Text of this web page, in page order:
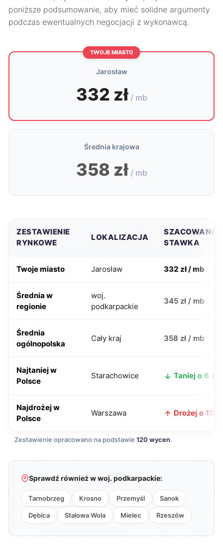
poniższe podsumowanie, aby mieć solidne argumenty
podczas ewentualnych negocjacji z wykonawcą.
TWOJE MIASTO
Jarosław
332 zł / mb
Średnia krajowa
358 zł / mb
ZESTAWIENIE
RYNKOWE
LOKALIZACJA
SZACOWANA
STAWKA
Twoje miasto Jarosław 332 zł / mb
Średnia w
regionie
woj.
podkarpackie
345 zł / mb
Średnia
ogólnopolska
Cały kraj 358 zł / mb
Najtaniej w
Polsce
Starachowice Taniej o 6 zł
Najdrożej w
Polsce
Warszawa Drożej o 118
Zestawienie opracowano na podstawie 120 wycen.
Sprawdź również w woj. podkarpackie:
Tarnobrzeg Krosno Przemyśl Sanok
Dębica Stalowa Wola Mielec Rzeszów